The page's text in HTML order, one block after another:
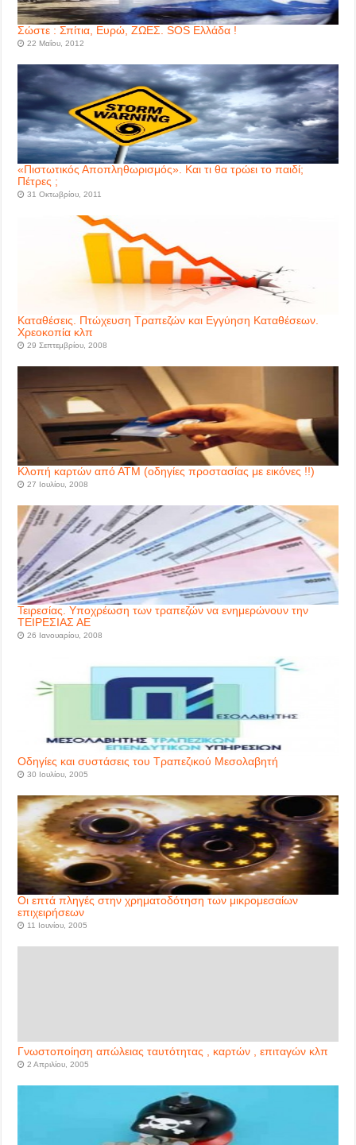
Σώστε : Σπίτια, Ευρώ, ΖΩΕΣ. SOS Ελλάδα !
22 Μαΐου, 2012
«Πιστωτικός Αποπληθωρισμός». Και τι θα τρώει το παιδί;
Πέτρες ;
31 Οκτωβρίου, 2011
Καταθέσεις. Πτώχευση Τραπεζών και Εγγύηση Καταθέσεων.
Χρεοκοπία κλπ
29 Σεπτεμβρίου, 2008
Κλοπή καρτών από ΑΤΜ (οδηγίες προστασίας με εικόνες !!)
27 Ιουλίου, 2008
Τειρεσίας. Υποχρέωση των τραπεζών να ενημερώνουν την
ΤΕΙΡΕΣΙΑΣ ΑΕ
26 Ιανουαρίου, 2008
Οδηγίες και συστάσεις του Τραπεζικού Μεσολαβητή
30 Ιουλίου, 2005
Οι επτά πληγές στην χρηματοδότηση των μικρομεσαίων
επιχειρήσεων
11 Ιουνίου, 2005
Γνωστοποίηση απώλειας ταυτότητας , καρτών , επιταγών κλπ
2 Απριλίου, 2005